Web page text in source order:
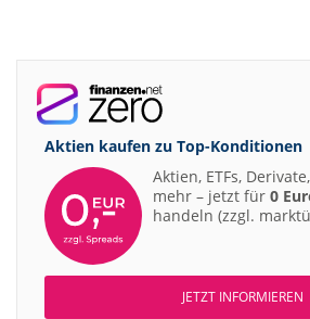
Aktien kaufen zu Top-Konditionen
Aktien, ETFs,
mehr – jetzt für 0
handeln (zzgl.
JETZT INFORMIEREN